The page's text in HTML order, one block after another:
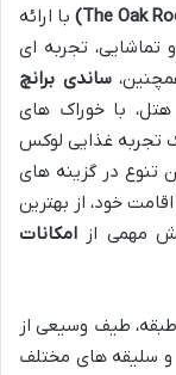
با ارائه
تجربه ای
ساندی برانچ
هتل، با خوراک های
تجربه غذایی لوکس
تنوع در گزینه های
خود، از بهترین
مهمی از امکانات
هتل فیرمونت پلیسر کلگری با 407 اتاق در 11 طبقه، طیف وسیعی از
و سلیقه های مختلف